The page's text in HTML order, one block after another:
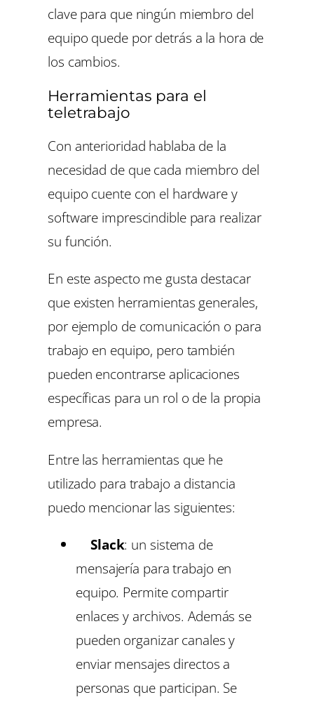
clave para que ningún miembro del
equipo quede por detrás a la hora de
los cambios.
Herramientas para el
teletrabajo
Con anterioridad hablaba de la
necesidad de que cada miembro del
equipo cuente con el hardware y
software imprescindible para realizar
su función.
En este aspecto me gusta destacar
que existen herramientas generales,
por ejemplo de comunicación o para
trabajo en equipo, pero también
pueden encontrarse aplicaciones
específicas para un rol o de la propia
empresa.
Entre las herramientas que he
utilizado para trabajo a distancia
puedo mencionar las siguientes:
Slack: un sistema de
mensajería para trabajo en
equipo. Permite compartir
enlaces y archivos. Además se
pueden organizar canales y
enviar mensajes directos a
personas que participan. Se